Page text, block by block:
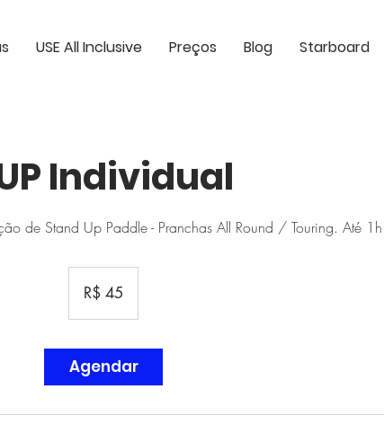
USE All Inclusive Preços Blog Starboard
Individual
de Stand Up Paddle - Pranchas All Round / Touring. Até 1h
brasileiros
R$ 45
Agendar